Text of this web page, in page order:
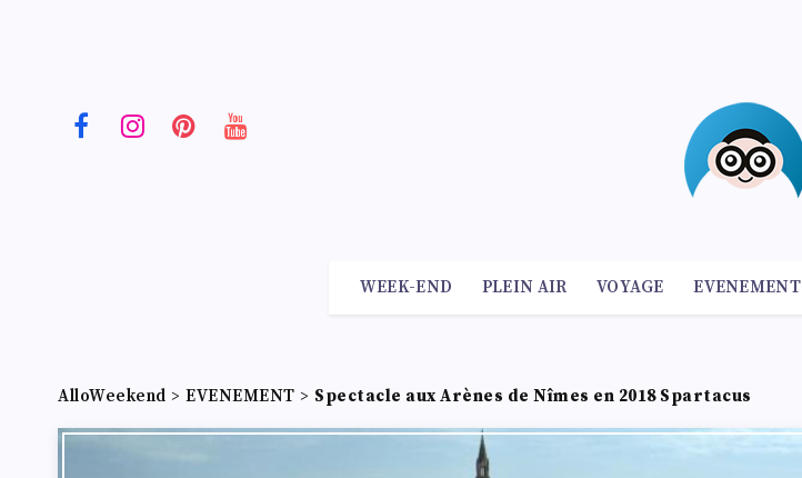
WEEK-END PLEIN AIR VOYAGE EVENEMENT
AlloWeekend > EVENEMENT > Spectacle aux Arènes de Nîmes en 2018 Spartacus